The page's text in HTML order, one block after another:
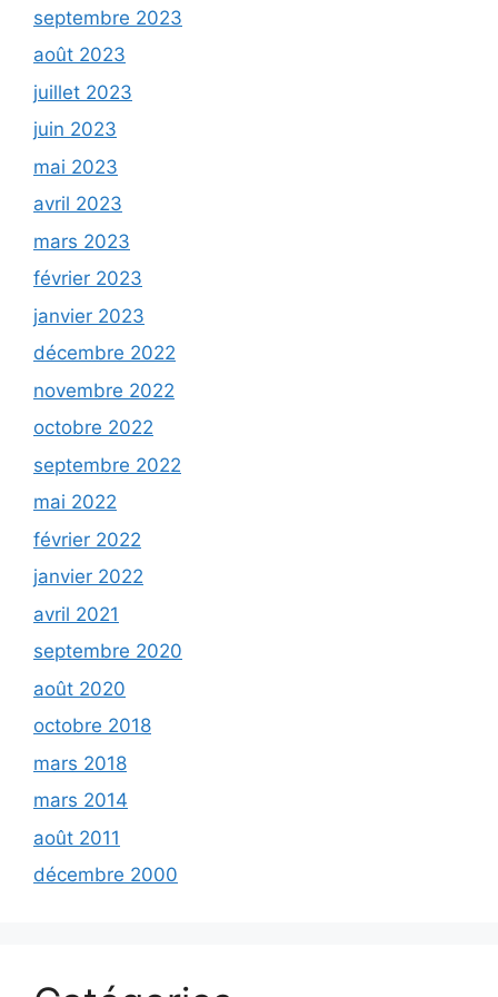
septembre 2023
août 2023
juillet 2023
juin 2023
mai 2023
avril 2023
mars 2023
février 2023
janvier 2023
décembre 2022
novembre 2022
octobre 2022
septembre 2022
mai 2022
février 2022
janvier 2022
avril 2021
septembre 2020
août 2020
octobre 2018
mars 2018
mars 2014
août 2011
décembre 2000